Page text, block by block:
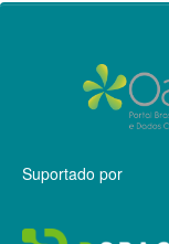
Suportado por